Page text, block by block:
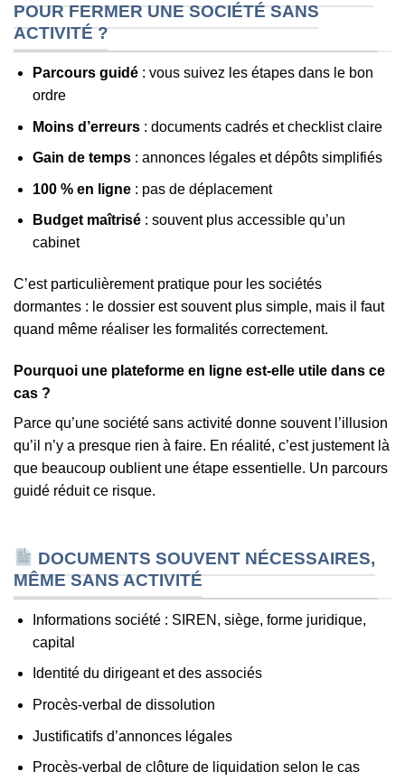
POUR FERMER UNE SOCIÉTÉ SANS
ACTIVITÉ ?
Parcours guidé: vous suivez les étapes dans le bon
ordre
Moins d’erreurs: documents cadrés et checklist claire
Gain de temps: annonces légales et dépôts simplifiés
100 % en ligne: pas de déplacement
Budget maîtrisé: souvent plus accessible qu’un
cabinet
C’est particulièrement pratique pour les sociétés
dormantes : le dossier est souvent plus simple, mais il faut
quand même réaliser les formalités correctement.
Pourquoi une plateforme en ligne est-elle utile dans ce
cas ?
Parce qu’une société sans activité donne souvent l’illusion
qu’il n’y a presque rien à faire. En réalité, c’est justement là
que beaucoup oublient une étape essentielle. Un parcours
guidé réduit ce risque.
DOCUMENTS SOUVENT NÉCESSAIRES,
MÊME SANS ACTIVITÉ
Informations société : SIREN, siège, forme juridique,
capital
Identité du dirigeant et des associés
Procès-verbal de dissolution
Justificatifs d’annonces légales
Procès-verbal de clôture de liquidation selon le cas